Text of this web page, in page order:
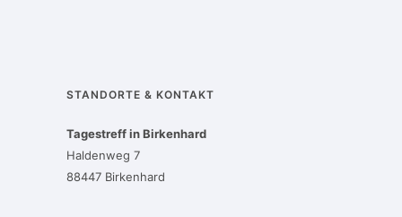
STANDORTE & KONTAKT
Tagestreff in Birkenhard
Haldenweg 7
88447 Birkenhard